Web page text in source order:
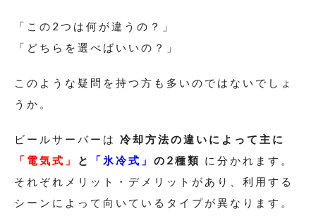
「この2つは何が違うの？」
「どちらを選べばいいの？」
このような疑問を持つ方も多いのではないでしょ
うか。
ビールサーバーは 冷却方法の違いによって主に
「電気式」
と 「氷冷式」 の2種類 に分かれます。
それぞれメリット・デメリットがあり、利用する
シーンによって向いているタイプが異なります。